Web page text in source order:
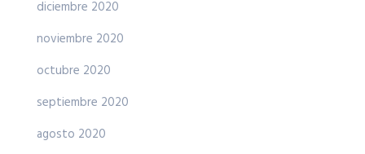
diciembre 2020
noviembre 2020
octubre 2020
septiembre 2020
agosto 2020